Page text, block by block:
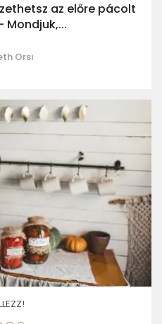
az előre pácolt
Mondjuk,...
Orsi